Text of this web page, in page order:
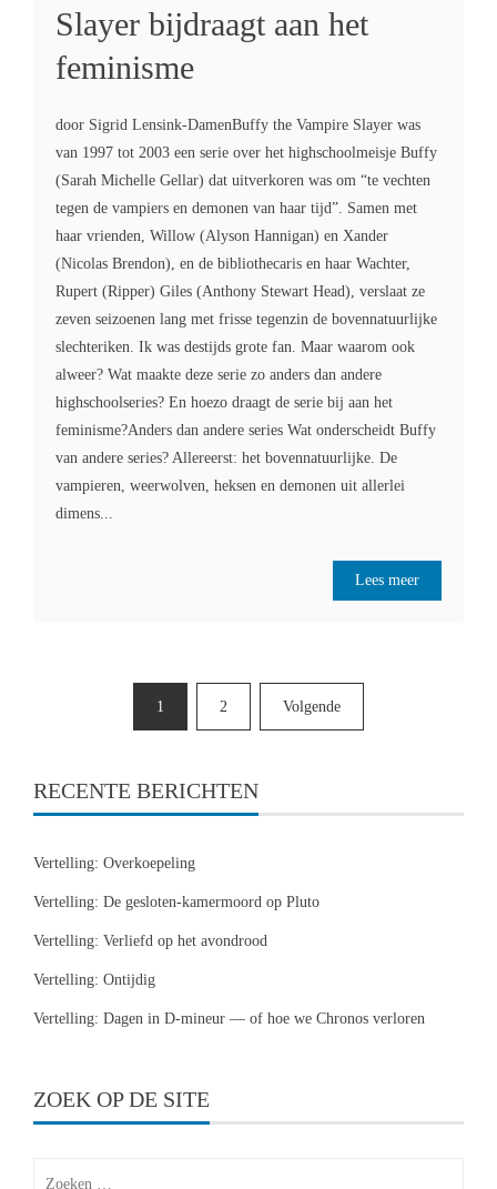
Slayer bijdraagt aan het
feminisme
door Sigrid Lensink-DamenBuffy the Vampire Slayer was
van 1997 tot 2003 een serie over het highschoolmeisje Buffy
(Sarah Michelle Gellar) dat uitverkoren was om “te vechten
tegen de vampiers en demonen van haar tijd”. Samen met
haar vrienden, Willow (Alyson Hannigan) en Xander
(Nicolas Brendon), en de bibliothecaris en haar Wachter,
Rupert (Ripper) Giles (Anthony Stewart Head), verslaat ze
zeven seizoenen lang met frisse tegenzin de bovennatuurlijke
slechteriken. Ik was destijds grote fan. Maar waarom ook
alweer? Wat maakte deze serie zo anders dan andere
highschoolseries? En hoezo draagt de serie bij aan het
feminisme?Anders dan andere series Wat onderscheidt Buffy
van andere series? Allereerst: het bovennatuurlijke. De
vampieren, weerwolven, heksen en demonen uit allerlei
dimens...
Lees meer
Berichten
paginering
1 2 Volgende
RECENTE BERICHTEN
Vertelling: Overkoepeling
Vertelling: De gesloten-kamermoord op Pluto
Vertelling: Verliefd op het avondrood
Vertelling: Ontijdig
Vertelling: Dagen in D-mineur — of hoe we Chronos verloren
ZOEK OP DE SITE